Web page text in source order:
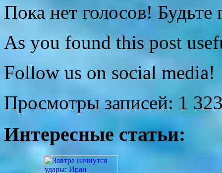
Пока нет голосов!
As you found this post
Follow us on social media!
Просмотры записей: 1
Интересные статьи: